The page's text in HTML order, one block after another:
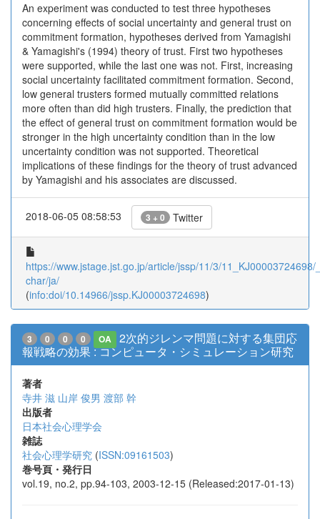
An experiment was conducted to test three hypotheses
concerning effects of social uncertainty and general trust on
commitment formation, hypotheses derived from Yamagishi
& Yamagishi's (1994) theory of trust. First two hypotheses
were supported, while the last one was not. First, increasing
social uncertainty facilitated commitment formation. Second,
low general trusters formed mutually committed relations
more often than did high trusters. Finally, the prediction that
the effect of general trust on commitment formation would be
stronger in the high uncertainty condition than in the low
uncertainty condition was not supported. Theoretical
implications of these findings for the theory of trust advanced
by Yamagishi and his associates are discussed.
2018-06-05 08:58:53 3 + 0 Twitter
https://www.jstage.jst.go.jp/article/jssp/11/3/11_KJ00003724698/
char/ja/
(info:doi/10.14966/jssp.KJ00003724698)
3 0 0 0 OA
2次的ジレンマ問題に対する集団応
報戦略の効果 : コンピュータ・シミュレーション研究
著者
寺井 滋 山岸 俊男 渡部 幹
出版者
日本社会心理学会
雑誌
社会心理学研究 (ISSN:09161503)
巻号頁・発行日
vol.19, no.2, pp.94-103, 2003-12-15 (Released:2017-01-13)